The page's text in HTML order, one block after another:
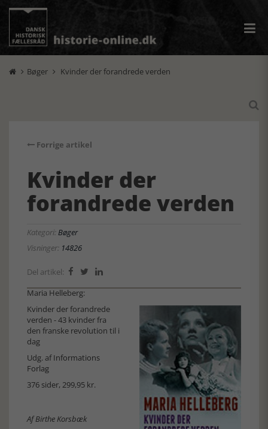
 Bøger  Kvinder der forandrede verden

Forrige artikel
Kvinder der
forandrede verden
Kategori:Bøger
Visninger: 14826
Del artikel:   
Maria Helleberg:
Kvinder der forandrede
verden - 43 kvinder fra
den franske revolution til i
dag
Udg. afInformations
Forlag
376 sider, 299,95 kr.
Af Birthe Korsbæk